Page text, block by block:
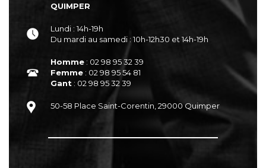
QUIMPER
Lundi : 14h-19h
Du mardi au samedi : 10h-12h30 et 14h-19h
Homme : 02 98 95 32 39
Femme : 02 98 95 54 81
Gant : 02 98 95 32 39
50-58 Place Saint-Corentin, 29000 Quimper